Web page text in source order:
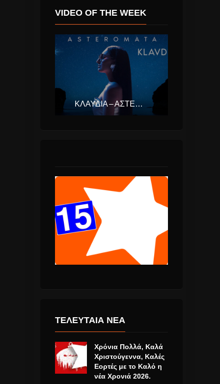
VIDEO OF THE WEEK
ΚΛΑΥΔΊΑ – ΑΣΤΕΡΟΜΆΤΑ (EUROVISION ΕΛΛΆΔΑ 2025)
ΤΕΛΕΥΤΑΙΑ ΝΕΑ
Χρόνια Πολλά, Καλά
Χριστούγεννα, Καλές
Εορτές με το Καλό η
νέα Χρονιά 2026.